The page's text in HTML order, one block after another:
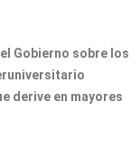
Gobierno sobre los
derive en mayores